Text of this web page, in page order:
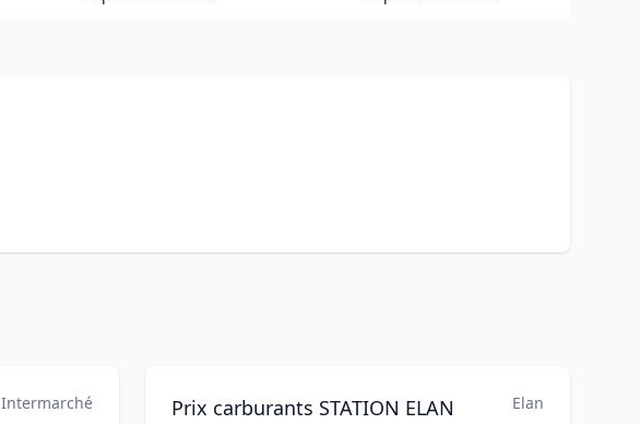
Intermarché Prix carburants STATION ELAN Elan